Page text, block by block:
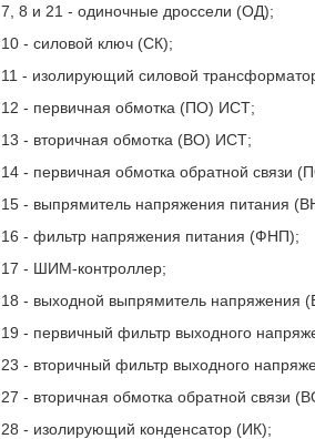
7, 8 и 21 - одиночные дроссели (ОД);
10 - силовой ключ (СК);
11 - изолирующий силовой
12 - первичная обмотка (ПО) ИСТ;
13 - вторичная обмотка (ВО) ИСТ;
14 - первичная обмотка обратной связи
15 - выпрямитель напряжения питания
16 - фильтр напряжения питания (ФНП);
17 - ШИМ-контроллер;
18 - выходной выпрямитель напряжения
19 - первичный фильтр выходного
23 - вторичный фильтр выходного
27 - вторичная обмотка обратной связи
28 - изолирующий конденсатор (ИК);